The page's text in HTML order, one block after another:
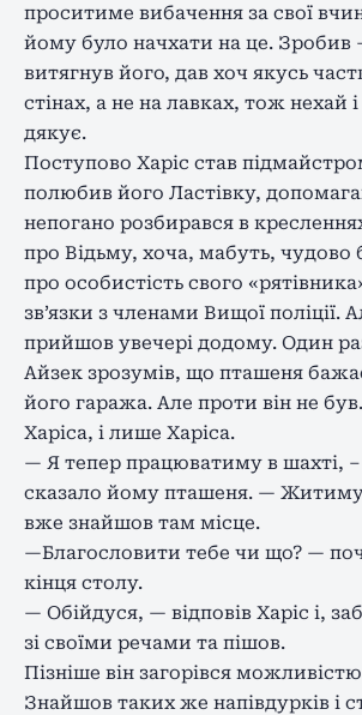
проситиме вибачення за свої
йому було начхати на це. Зробив
витягнув його, дав хоч якусь
стінах, а не на лавках, тож нехай
дякує.
Поступово Харіс став
полюбив його Ластівку,
непогано розбирався в
про Відьму, хоча, мабуть, чудово
про особистість свого
зв’язки з членами Вищої поліції.
прийшов увечері додому. Один
Айзек зрозумів, що пташеня
його гаража. Але проти він не
Харіса, і лише Харіса.
— Я тепер працюватиму в шахті, –
сказало йому пташеня. — Житиму
вже знайшов там місце.
—Благословити тебе чи що? —
кінця столу.
— Обійдуся, — відповів Харіс і,
зі своїми речами та пішов.
Пізніше він загорівся
Знайшов таких же напівдурків і